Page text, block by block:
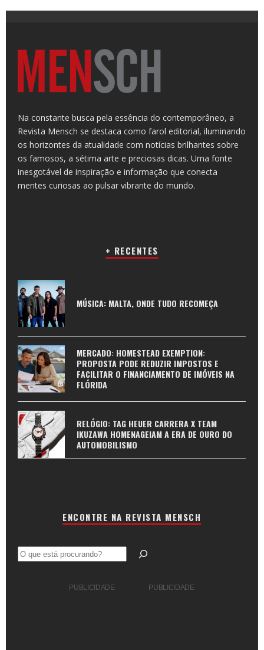
Na constante busca pela essência do contemporâneo, a
Revista Mensch se destaca como farol editorial, iluminando
os horizontes da atualidade com notícias brilhantes sobre
os famosos, a sétima arte e preciosas dicas. Uma fonte
inesgotável de inspiração e informação que conecta
mentes curiosas ao pulsar vibrante do mundo.
+ RECENTES
MÚSICA: MALTA, ONDE TUDO RECOMEÇA
MERCADO: HOMESTEAD EXEMPTION:
PROPOSTA PODE REDUZIR IMPOSTOS E
FACILITAR O FINANCIAMENTO DE IMÓVEIS NA
FLÓRIDA
RELÓGIO: TAG HEUER CARRERA X TEAM
IKUZAWA HOMENAGEIAM A ERA DE OURO DO
AUTOMOBILISMO
ENCONTRE NA REVISTA MENSCH
Pesquisar
PUBLICIDADE PUBLICIDADE